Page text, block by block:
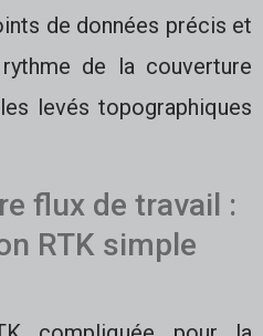
de données précis et
de la couverture
levés topographiques
flux de travail :
RTK simple